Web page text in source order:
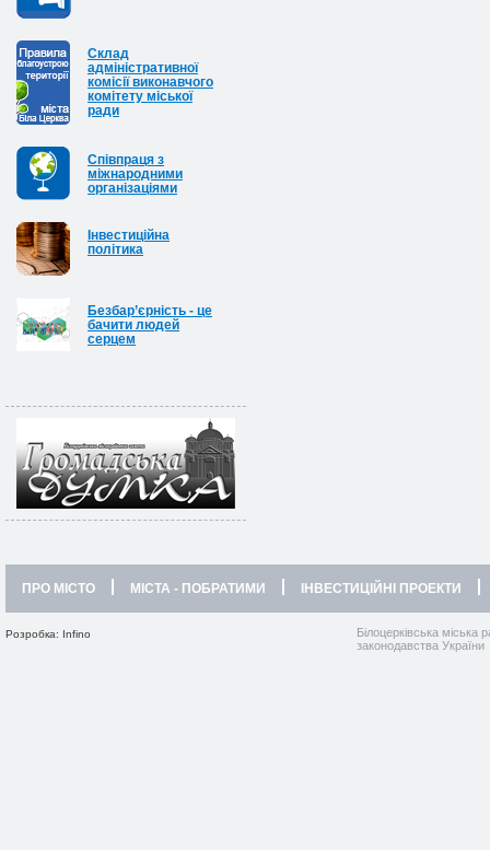
Cклад
адміністративної
комісії виконавчого
комітету міської
ради
Співпраця з
міжнародними
організаціями
Інвестиційна
політика
Безбар’єрність - це
бачити людей
серцем
ПРО МІСТО МІСТА - ПОБРАТИМИ ІНВЕСТИЦІЙНІ ПРОЕКТИ
Розробка: Infino
Білоцерківська міська
законодавства України